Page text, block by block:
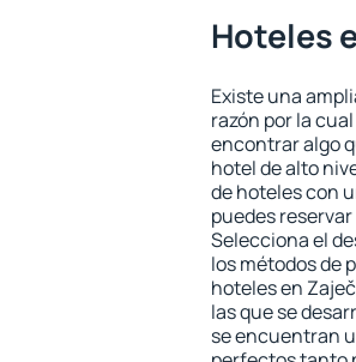
Hoteles
Existe una
razón por la
encontrar algo
hotel de alto
de hoteles con
puedes
Selecciona el
los métodos de
hoteles en
las que se
se encuentran